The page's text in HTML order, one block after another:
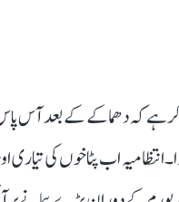
ہے کہ دھماکے کے بعد آس
انتظامیہ اب پٹاخوں کی